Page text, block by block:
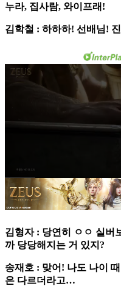
누라, 집사람, 와이프래!
김학철 : 하하하! 선배님!
김형자 : 당연히 ㅇㅇ 실버
까 당당해지는 거 있지?
송재호 : 맞어! 나도 나이
은 다르더라고…